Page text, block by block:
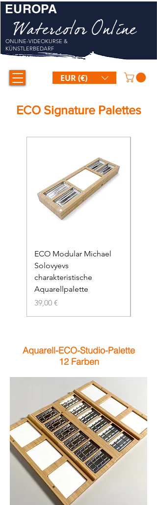
Watercolor Online
ONLINE-VIDEOKURSE &
KÜNSTLERBEDARF
EUR (€)
EUROPA
ECO Signature Palettes
ECO Modular Michael
Solovyevs
charakteristische
Aquarellpalette
Preis
39,00 €
Aquarell-ECO-Studio-Palette
12 Farben